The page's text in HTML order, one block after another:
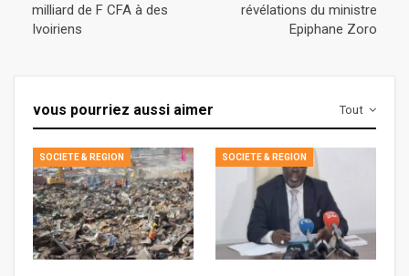
milliard de F CFA à des
Ivoiriens
révélations du ministre
Epiphane Zoro
Tout
vous pourriez aussi aimer
SOCIETE & REGION SOCIETE & REGION